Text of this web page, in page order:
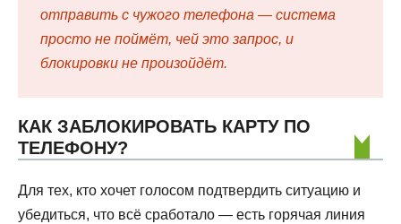
отправить с чужого телефона — система
просто не поймёт, чей это запрос, и
блокировки не произойдёт.
КАК ЗАБЛОКИРОВАТЬ КАРТУ ПО
ТЕЛЕФОНУ?
Для тех, кто хочет голосом подтвердить ситуацию и
убедиться, что всё сработало — есть горячая линия